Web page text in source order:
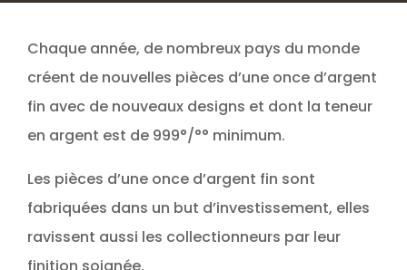
Chaque année, de nombreux pays du monde
créent de nouvelles pièces d’une once d’argent
fin avec de nouveaux designs et dont la teneur
en argent est de 999°/°° minimum.
Les pièces d’une once d’argent fin sont
fabriquées dans un but d’investissement, elles
ravissent aussi les collectionneurs par leur